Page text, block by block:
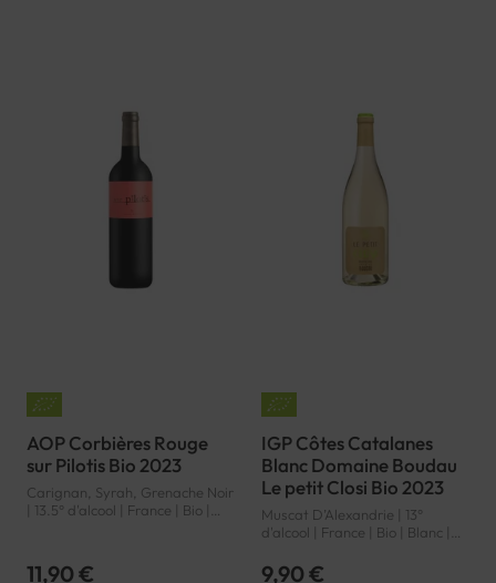
AOP Corbières Rouge
sur Pilotis Bio 2023
Carignan, Syrah, Grenache Noir
| 13.5° d'alcool | France | Bio |
11,90 €
IGP Côtes Catalanes
Blanc Domaine Boudau
Le petit Closi Bio 2023
Muscat D’Alexandrie | 13°
d'alcool | France | Bio | Blanc |
Catalanes | IGP
9,90 €